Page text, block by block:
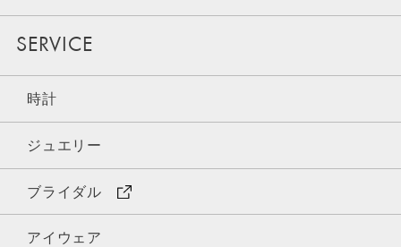
SERVICE
時計
ジュエリー
ブライダル
アイウェア